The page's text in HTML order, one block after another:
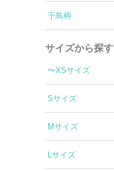
千鳥柄
サイズから探す
〜XSサイズ
Sサイズ
Mサイズ
Lサイズ